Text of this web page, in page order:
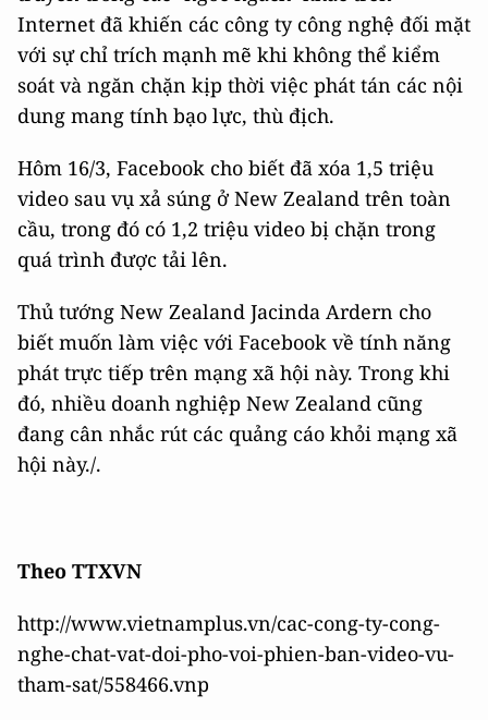
Internet đã khiến các công ty công nghệ đối mặt
với sự chỉ trích mạnh mẽ khi không thể kiểm
soát và ngăn chặn kịp thời việc phát tán các nội
dung mang tính bạo lực, thù địch.
Hôm 16/3, Facebook cho biết đã xóa 1,5 triệu
video sau vụ xả súng ở New Zealand trên toàn
cầu, trong đó có 1,2 triệu video bị chặn trong
quá trình được tải lên.
Thủ tướng New Zealand Jacinda Ardern cho
biết muốn làm việc với Facebook về tính năng
phát trực tiếp trên mạng xã hội này. Trong khi
đó, nhiều doanh nghiệp New Zealand cũng
đang cân nhắc rút các quảng cáo khỏi mạng xã
hội này./.
Theo TTXVN
http://www.vietnamplus.vn/cac-cong-ty-cong-
nghe-chat-vat-doi-pho-voi-phien-ban-video-vu-
tham-sat/558466.vnp